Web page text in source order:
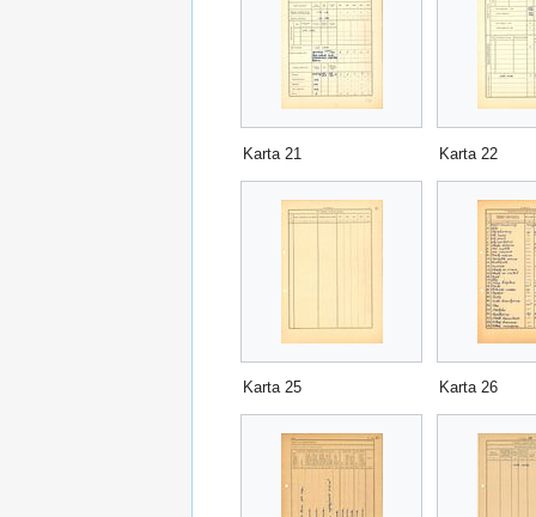
Karta 21 Karta 22
Karta 25 Karta 26